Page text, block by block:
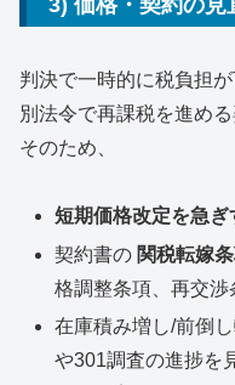
3) 価格・契約の見
判決で一時的に税負担
別法令で再課税を進める
そのため、
短期価格改定を急ぎ
契約書の 関税転嫁
格調整条項、再交渉
在庫積み増し/前倒
や301調査の進捗を